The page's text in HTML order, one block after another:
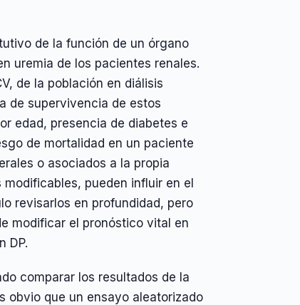
de la función de un órgano
uremia de los pacientes renales.
de la población en diálisis
de supervivencia de estos
edad, presencia de diabetes e
de mortalidad en un paciente
o asociados a la propia
pueden influir en el
revisarlos en profundidad, pero
modificar el pronóstico vital en
DP.
comparar los resultados de la
obvio que un ensayo aleatorizado